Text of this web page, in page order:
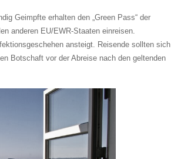
Geimpfte erhalten den „Green Pass“ der
anderen EU/EWR-Staaten einreisen.
ansteigt. Reisende sollten sich
Botschaft vor der Abreise nach den geltenden